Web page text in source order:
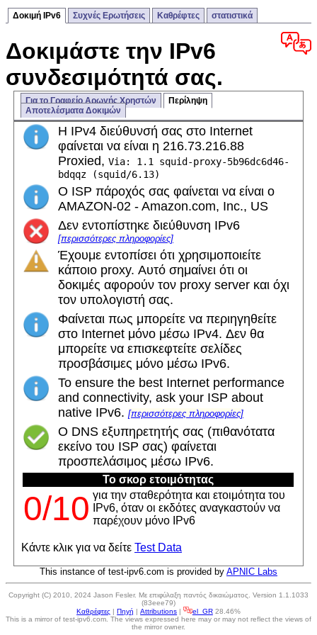
Δοκιμή IPv6 Συχνές Ερωτήσεις Καθρέφτες στατιστικά
Δοκιμάστε την IPv6
συνδεσιμότητά σας.
Για το Γραφείο Αρωγής Χρηστών
Περίληψη
Αποτελέσματα Δοκιμών
Η IPv4 διεύθυνσή σας στο Internet
φαίνεται να είναι η 216.73.216.88
Proxied, Via: 1.1 squid-proxy-5b96dc6d46-
bdqqz (squid/6.13)
Ο ISP πάροχός σας φαίνεται να είναι ο
AMAZON-02 - Amazon.com, Inc., US
Δεν εντοπίστηκε διεύθυνση IPv6
[περισσότερες πληροφορίες]
Έχουμε εντοπίσει ότι χρησιμοποιείτε
κάποιο proxy. Αυτό σημαίνει ότι οι
δοκιμές αφορούν τον proxy server και όχι
τον υπολογιστή σας.
Φαίνεται πως μπορείτε να περιηγηθείτε
στο Internet μόνο μέσω IPv4. Δεν θα
μπορείτε να επισκεφτείτε σελίδες
προσβάσιμες μόνο μέσω IPv6.
To ensure the best Internet performance
and connectivity, ask your ISP about
native IPv6. [περισσότερες πληροφορίες]
Ο DNS εξυπηρετητής σας (πιθανότατα
εκείνο του ISP σας) φαίνεται
προσπελάσιμος μέσω IPv6.
Το σκορ ετοιμότητας
0/10 για την σταθερότητα και ετοιμότητα του
IPv6, όταν οι εκδότες αναγκαστούν να
παρέχουν μόνο IPv6
Κάντε κλικ για να δείτε Test Data
This instance of test-ipv6.com is provided by APNIC Labs
Copyright (C) 2010, 2024 Jason Fesler. Με επιφύλαξη παντός δικαιώματος. Version 1.1.1033
(83eee79)
Καθρέφτες |Πηγή |Attributions | el_GR28.46%
This is a mirror of test-ipv6.com. The views expressed here may or may not reflect the views of
the mirror owner.